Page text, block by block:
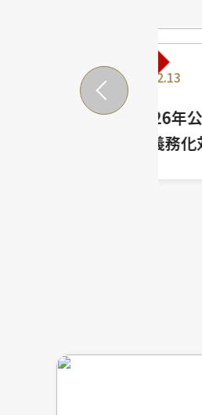
人事/組織構築/業務改善
女性管理職比率と